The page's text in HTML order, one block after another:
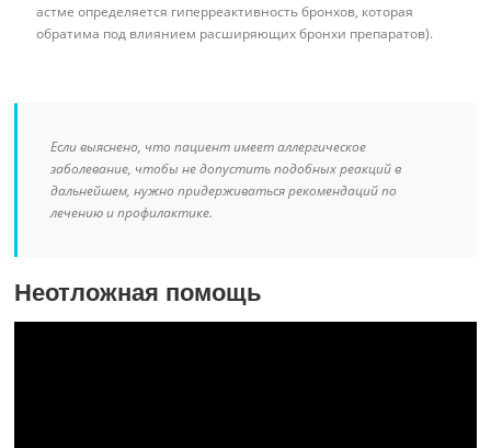
астме определяется гиперреактивность бронхов, которая
обратима под влиянием расширяющих бронхи препаратов).
Если выяснено, что пациент имеет аллергическое
заболевание, чтобы не допустить подобных реакций в
дальнейшем, нужно придерживаться рекомендаций по
лечению и профилактике.
Неотложная помощь